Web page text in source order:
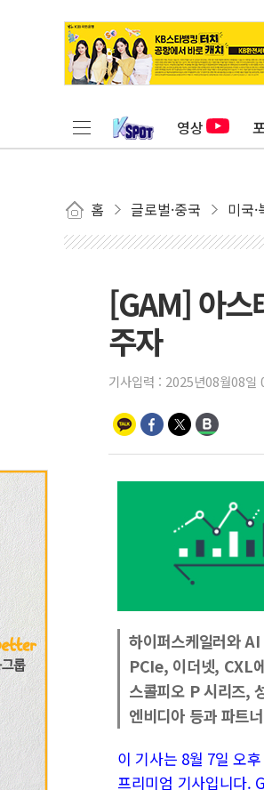
영상
홈 글로벌·중국 미국·
[GAM] 아스
주자
기사입력 : 2025년08월08일
하이퍼스케일러와
PCIe, 이더넷, CXL
스콜피오 P 시리즈,
엔비디아 등과 파트
이 기사는 8월 7일 오
프리미엄 기사입니다.